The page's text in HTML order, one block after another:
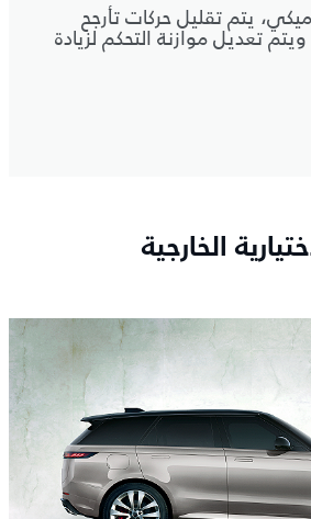
يتم تقليل حركات تأرجح
تعديل موازنة التحكم لزيادة
الخارجية